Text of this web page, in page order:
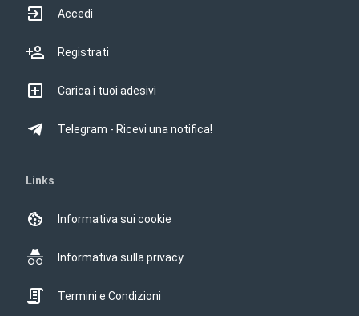
Accedi
Registrati
Carica i tuoi adesivi
Telegram - Ricevi una notifica!
Links
Informativa sui cookie
Informativa sulla privacy
Termini e Condizioni